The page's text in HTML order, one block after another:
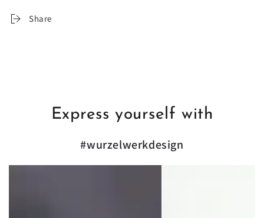
10–Share
Express yourself with
#wurzelwerkdesign